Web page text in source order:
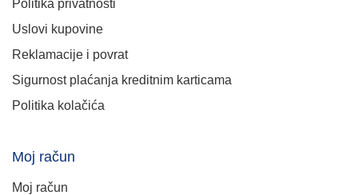
Politika privatnosti
Uslovi kupovine
Reklamacije i povrat
Sigurnost plaćanja kreditnim karticama
Politika kolačića
Moj račun
Moj račun